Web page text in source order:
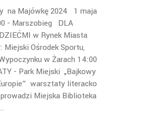
na Majówkę 2024 1 maja
- Marszobieg DLA
w Rynek Miasta
Miejski Ośrodek Sportu,
w Żarach 14:00
- Park Miejski „Bajkowy
warsztaty literacko
Miejska Biblioteka